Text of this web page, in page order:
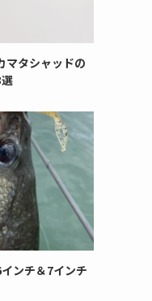
マタシャッドの
ンチ＆7インチ